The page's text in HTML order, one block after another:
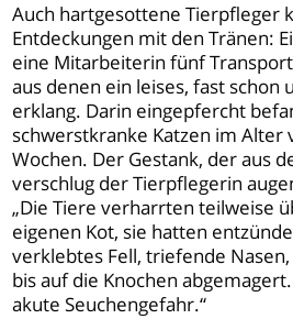
Auch hartgesottene Tierpfleger
Entdeckungen mit den Tränen:
eine Mitarbeiterin fünf
aus denen ein leises, fast schon
erklang. Darin eingepfercht
schwerstkranke Katzen im Alter
Wochen. Der Gestank, der aus
verschlug der Tierpflegerin
„Die Tiere verharrten teilweise
eigenen Kot, sie hatten
verklebtes Fell, triefende
bis auf die Knochen
akute Seuchengefahr.“